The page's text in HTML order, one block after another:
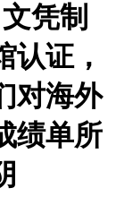
凭制
认证，
对海外
绩单所